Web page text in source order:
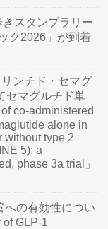
スタンプラリー
ク2026」が到着
ンチド・セマグ
セマグルチド単
co-administered
alone in
without type 2
5): a
phase 3a trial」
への有効性につい
GLP-1